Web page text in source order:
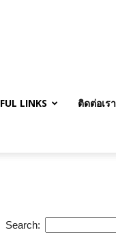
LINKS ติดต่อเรา
Search: